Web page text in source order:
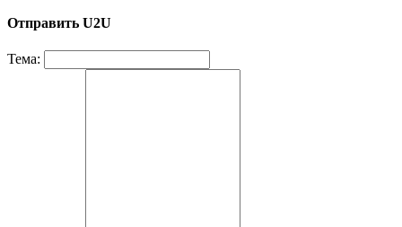
Отправить U2U
Тема: